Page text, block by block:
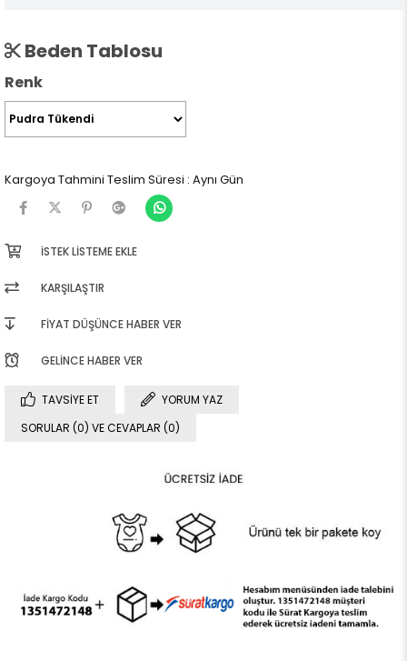
Beden Tablosu
Renk
Kargoya Tahmini Teslim Süresi : Aynı Gün
İSTEK LISTEME EKLE
KARŞILAŞTIR
FIYAT DÜŞÜNCE HABER VER
GELINCE HABER VER
TAVSIYE ET
YORUM YAZ
SORULAR (0) VE CEVAPLAR (0)